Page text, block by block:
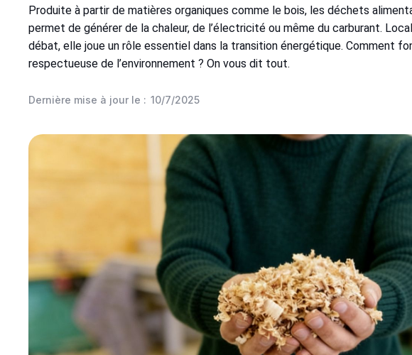
Produite à partir de matières organiques comme le bois, les déchets
permet de générer de la chaleur, de l’électricité ou même du carburant.
débat, elle joue un rôle essentiel dans la transition énergétique. Comment
respectueuse de l’environnement ? On vous dit tout.
Dernière mise à jour le : 10/7/2025